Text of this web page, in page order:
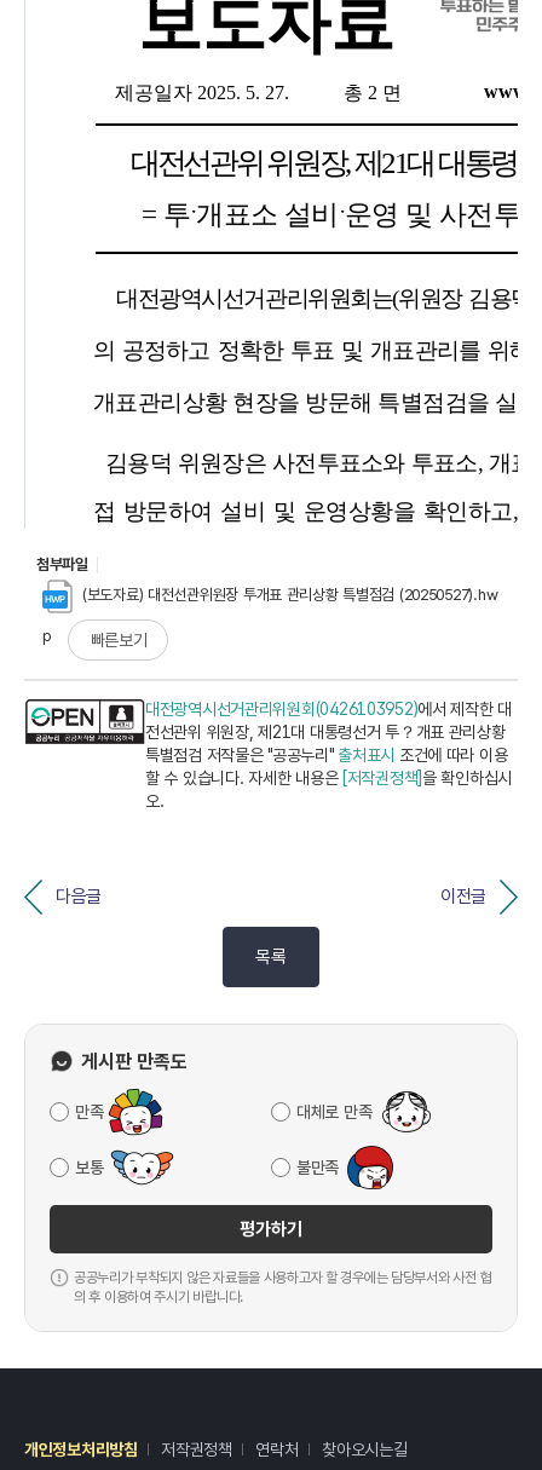
첨부파일
(보도자료) 대전선관위원장 투개표 관리상황 특별점검 (20250527).hw
p 빠른보기
대전광역시선거관리위원회(0426103952)에서 제작한 대
전선관위 위원장, 제21대 대통령선거 투？개표 관리상황
특별점검 저작물은 "공공누리" 출처표시 조건에 따라 이용
할 수 있습니다. 자세한 내용은 [저작권정책]을 확인하십시
오.
다음글 이전글
목록
게시판 만족도
만족 대체로 만족
보통 불만족
평가하기
공공누리가 부착되지 않은 자료들을 사용하고자 할 경우에는 담당부서와 사전 협
의 후 이용하여 주시기 바랍니다.
개인정보처리방침 저작권정책 연락처 찾아오시는길